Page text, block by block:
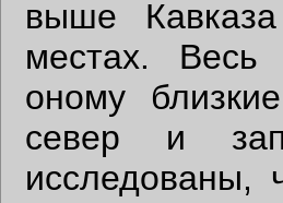
выше
местах. Весь
оному
север и